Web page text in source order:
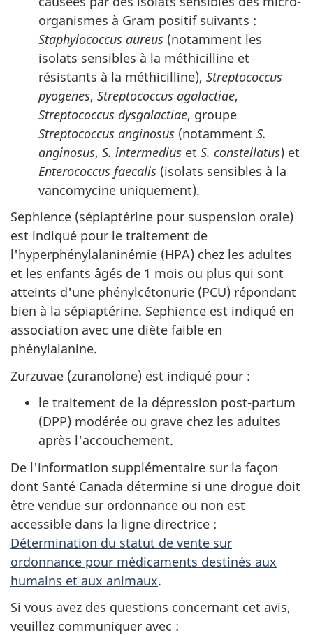
organismes à Gram positif suivants :
Staphylococcus aureus (notamment les
isolats sensibles à la méthicilline et
résistants à la méthicilline), Streptococcus
pyogenes, Streptococcus agalactiae,
Streptococcus dysgalactiae, groupe
Streptococcus anginosus (notamment S.
anginosus, S. intermedius et S. constellatus) et
Enterococcus faecalis (isolats sensibles à la
vancomycine uniquement).
Sephience (sépiaptérine pour suspension orale)
est indiqué pour le traitement de
l'hyperphénylalaninémie (HPA) chez les adultes
et les enfants âgés de 1 mois ou plus qui sont
atteints d'une phénylcétonurie (PCU) répondant
bien à la sépiaptérine. Sephience est indiqué en
association avec une diète faible en
phénylalanine.
Zurzuvae (zuranolone) est indiqué pour :
le traitement de la dépression post-partum
(DPP) modérée ou grave chez les adultes
après l'accouchement.
De l'information supplémentaire sur la façon
dont Santé Canada détermine si une drogue doit
être vendue sur ordonnance ou non est
accessible dans la ligne directrice :
Détermination du statut de vente sur
ordonnance pour médicaments destinés aux
humains et aux animaux.
Si vous avez des questions concernant cet avis,
veuillez communiquer avec :